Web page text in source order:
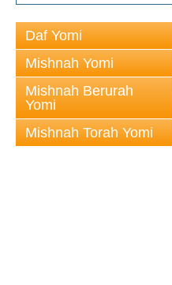
Daf Yomi
Mishnah Yomi
Mishnah Berurah
Yomi
Mishnah Torah Yomi